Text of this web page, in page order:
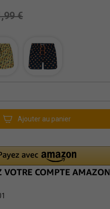
€
Ajouter au panier